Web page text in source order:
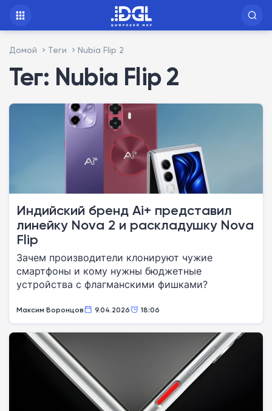
Домой Теги Nubia Flip 2
Тег: Nubia Flip 2
Индийский бренд Ai+ представил
линейку Nova 2 и раскладушку Nova
Flip
Зачем производители клонируют чужие
смартфоны и кому нужны бюджетные
устройства с флагманскими фишками?
Максим Воронцов 9.04.2026 18:06